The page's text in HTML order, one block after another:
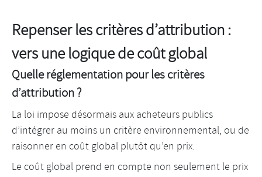
Repenser les critères d’attribution :
vers une logique de coût global
Quelle réglementation pour les critères
d’attribution ?
La loi impose désormais aux acheteurs publics
d’intégrer au moins un critère environnemental, ou de
raisonner en coût global plutôt qu’en prix.
Le coût global prend en compte non seulement le prix